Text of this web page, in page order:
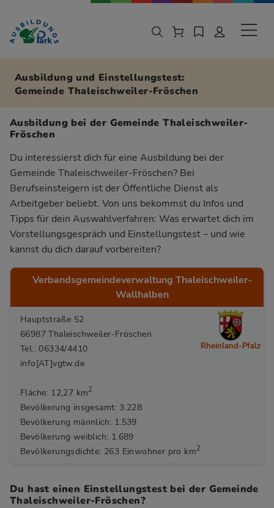
Zur Navigation springen
Zu den Hauptinhalten springen
Ausbildung und Einstellungstest:
Gemeinde Thaleischweiler-Fröschen
Ausbildung bei der Gemeinde Thaleischweiler-
Fröschen
Du interessierst dich für eine Ausbildung bei der
Gemeinde Thaleischweiler-Fröschen? Bei
Berufseinsteigern ist der Öffentliche Dienst als
Arbeitgeber beliebt. Von uns bekommst du Infos und
Tipps für dein Auswahlverfahren: Was erwartet dich im
Vorstellungsgespräch und Einstellungstest – und wie
kannst du dich darauf vorbereiten?
Verbandsgemeindeverwaltung Thaleischweiler-
Wallhalben
Hauptstraße 52
66987 Thaleischweiler-Fröschen
Tel.: 06334/4410
info[AT]vgtw.de
Fläche: 12,27 km2
Bevölkerung insgesamt: 3.228
Bevölkerung männlich: 1.539
Bevölkerung weiblich: 1.689
Bevölkerungsdichte: 263 Einwohner pro km2
Rheinland-Pfalz
Du hast einen Einstellungstest bei der Gemeinde
Thaleischweiler-Fröschen?